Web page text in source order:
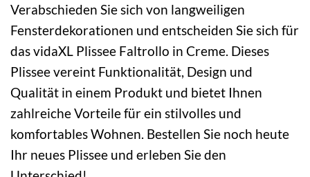
Verabschieden Sie sich von langweiligen
Fensterdekorationen und entscheiden Sie sich für
das vidaXL Plissee Faltrollo in Creme. Dieses
Plissee vereint Funktionalität, Design und
Qualität in einem Produkt und bietet Ihnen
zahlreiche Vorteile für ein stilvolles und
komfortables Wohnen. Bestellen Sie noch heute
Ihr neues Plissee und erleben Sie den